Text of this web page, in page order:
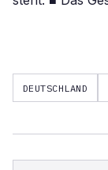
DEUTSCHLAND